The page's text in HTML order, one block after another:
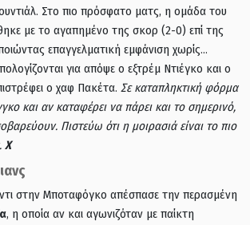
Στο πιο πρόσφατο ματς, η ομάδα του
με το αγαπημένο της σκορ (2-0) επί της
επαγγελματική εμφάνιση χωρίς…
για απόψε ο εξτρέμ Ντιέγκο και ο
ο χαφ Πακέτα. Σε καταπληκτική φόρμα
και αν καταφέρει να πάρει και το σημερινό,
Πιστεύω ότι η μοιρασιά είναι το πιο
Χ
στην Μποταφόγκο απέσπασε την περασμένη
, η οποία αν και αγωνιζόταν με παίκτη